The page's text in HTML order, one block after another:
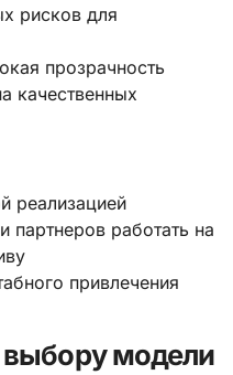
рисков для
прозрачность
качественных
реализацией
партнеров работать на
привлечения
модели